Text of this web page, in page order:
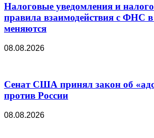
Налоговые уведомления и
правила взаимодействия с ФНС в
меняются
08.08.2026
Сенат США принял закон об
против России
08.08.2026